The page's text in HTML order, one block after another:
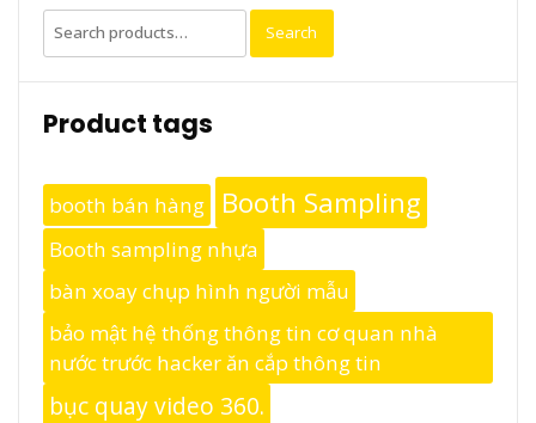
Search
for:
Search
Product tags
booth bán hàng Booth Sampling
Booth sampling nhựa
bàn xoay chụp hình người mẫu
bảo mật hệ thống thông tin cơ quan nhà
nước trước hacker ăn cắp thông tin
bục quay video 360.